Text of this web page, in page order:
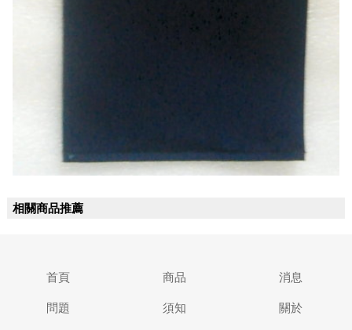
相關商品推薦
首頁 商品 消息
問題 須知 關於